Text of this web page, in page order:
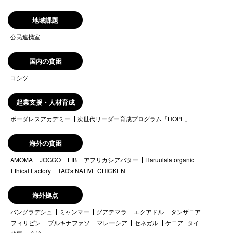
地域課題
公民連携室
国内の貧困
コシツ
起業支援・人材育成
ボーダレスアカデミー 次世代リーダー育成プログラム「HOPE」
海外の貧困
AMOMA JOGGO LIB アフリカシアバター
Haruulala organic
Ethical Factory
TAO's NATIVE CHICKEN
海外拠点
バングラデシュ ミャンマー グアテマラ エクアドル
タンザニア
フィリピン
ブルキナファソ マレーシア セネガル ケニア タイ